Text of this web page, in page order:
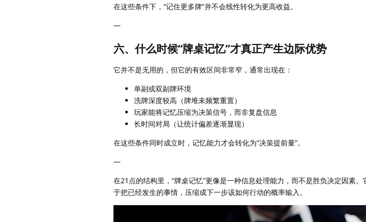
在这些条件下，“记住更多牌”并不会线性转化为更高收益。
—
六、什么时候“牌桌记忆”才真正产生边际优势
它并不是无用的，但它的有效区间非常窄，通常出现在：
单副或双副牌环境
洗牌深度较高（牌堆未频繁重置）
玩家能将记忆压缩为决策信号，而非复盘信息
长时间对局（让统计偏差逐渐显现）
在这些条件同时成立时，记忆能力才会转化为“决策提前量”。
—
在21点的结构里，“牌桌记忆”更像是一种信息处理能力，而不是胜负决定因素
于把已经发生的事情，压缩成下一步该如何行动的概率输入。